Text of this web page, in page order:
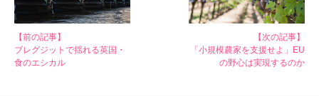
【前の記事】
ブレグジットで揺れる英国・
食のエシカル
【次の記事】
「小規模農家を支援せよ」EU
の野心は実現するのか